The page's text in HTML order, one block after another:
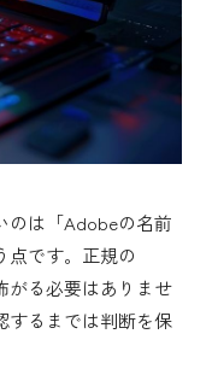
のは「Adobeの名前
点です。正規の
がる必要はありませ
するまでは判断を保